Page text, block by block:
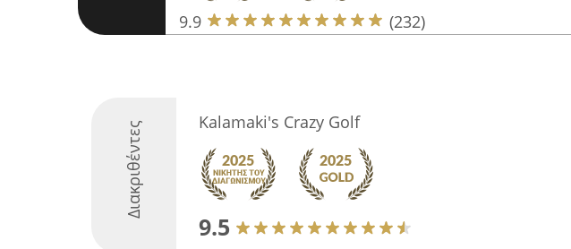
9.9 (232)
Διακριθέντες Kalamaki's Crazy Golf
9.5